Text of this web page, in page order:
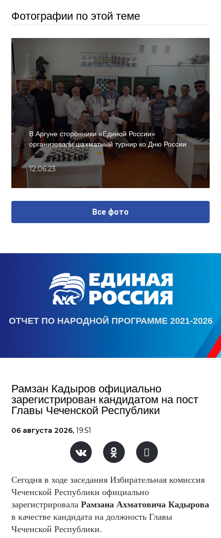
Фотографии по этой теме
В Аргуне сторонники «Единой России»
организовали шахматный турнир ко Дню России
12.06.23
Все фото
ОТЧЕТ ПО НАРОДНОЙ ПРОГРАММЕ 2021-2026
Рамзан Кадыров официально
зарегистрирован кандидатом на пост
Главы Чеченской Республики
06 августа 2026, 19:51
Сегодня в ходе заседания Избирательная комиссия
Чеченской Республики официально
зарегистрировала Рамзана Ахматовича Кадырова
в качестве кандидата на должность Главы
Чеченской Республики.